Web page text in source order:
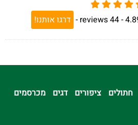
44
reviews
- דרגו אותנו!
חתולים ציפורים דגים מכרסמים